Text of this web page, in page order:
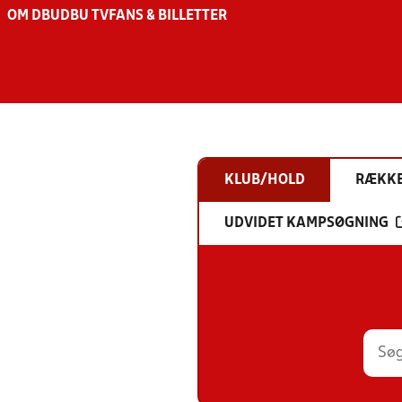
OM DBU DBU TV FANS & BILLETTER
KLUB/HOLD
UDVIDET KAMPSØGNING